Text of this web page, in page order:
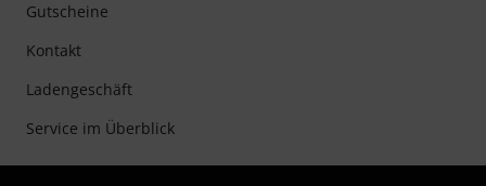
Gutscheine
Kontakt
Ladengeschäft
Service im Überblick